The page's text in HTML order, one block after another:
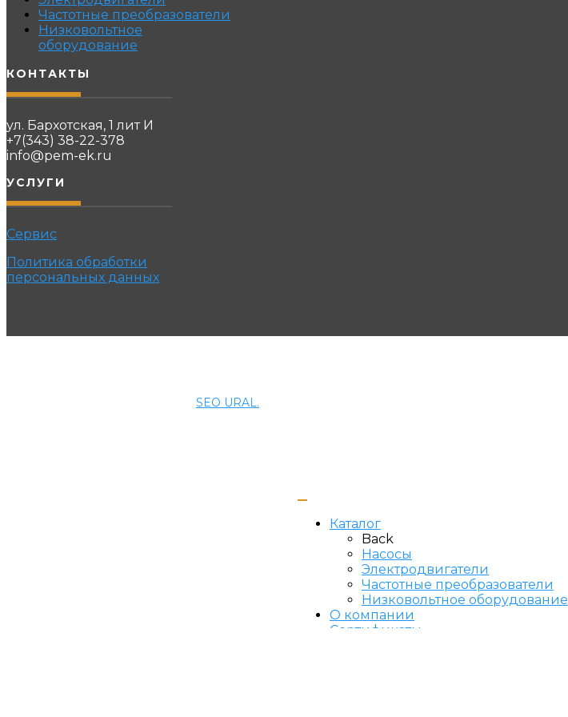
Частотные преобразователи
Низковольтное
оборудование
КОНТАКТЫ
ул. Бархотская, 1 лит И
+7(343) 38-22-378
info@pem-ek.ru
УСЛУГИ
Сервис
Политика обработки
персональных данных
SEO URAL.
Каталог
Back
Насосы
Электродвигатели
Частотные преобразователи
Низковольтное оборудование
О компании
Сертификаты